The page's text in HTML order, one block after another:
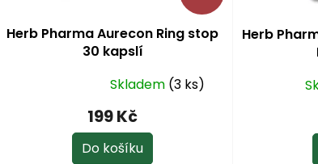
Herb Pharma Aurecon Ring stop
30 kapslí
Skladem (3 ks)
199 Kč
Do košíku
Herb